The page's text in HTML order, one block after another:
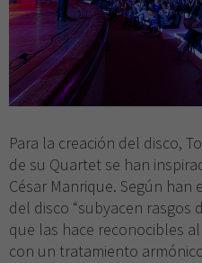
Para la creación del disco,
de su Quartet se han
César Manrique. Según
del disco “subyacen
que las hace reconocibles
con un tratamiento